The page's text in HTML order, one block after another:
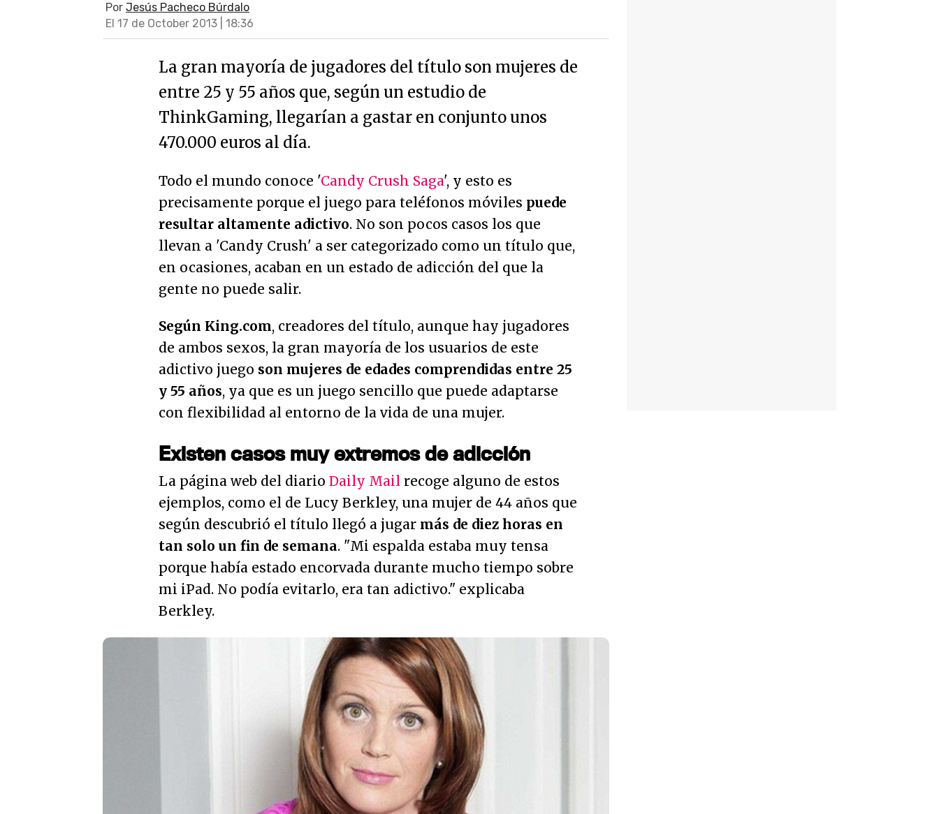
Por Jesús Pacheco Búrdalo
El 17 de October 2013 | 18:36
La gran mayoría de jugadores del título son mujeres de
entre 25 y 55 años que, según un estudio de
ThinkGaming, llegarían a gastar en conjunto unos
470.000 euros al día.
Todo el mundo conoce 'Candy Crush Saga', y esto es
precisamente porque el juego para teléfonos móviles puede
resultar altamente adictivo. No son pocos casos los que
llevan a 'Candy Crush' a ser categorizado como un título que,
en ocasiones, acaban en un estado de adicción del que la
gente no puede salir.
Según King.com, creadores del título, aunque hay jugadores
de ambos sexos, la gran mayoría de los usuarios de este
adictivo juego son mujeres de edades comprendidas entre 25
y 55 años, ya que es un juego sencillo que puede adaptarse
con flexibilidad al entorno de la vida de una mujer.
Existen casos muy extremos de adicción
La página web del diario Daily Mail recoge alguno de estos
ejemplos, como el de Lucy Berkley, una mujer de 44 años que
según descubrió el título llegó a jugar más de diez horas en
tan solo un fin de semana. "Mi espalda estaba muy tensa
porque había estado encorvada durante mucho tiempo sobre
mi iPad. No podía evitarlo, era tan adictivo." explicaba
Berkley.